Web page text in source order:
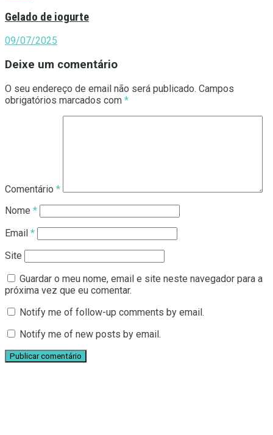
Gelado de iogurte
09/07/2025
Deixe um comentário
O seu endereço de email não será publicado. Campos
obrigatórios marcados com *
Comentário *
Nome *
Email *
Site
Guardar o meu nome, email e site neste navegador para a
próxima vez que eu comentar.
Notify me of follow-up comments by email.
Notify me of new posts by email.